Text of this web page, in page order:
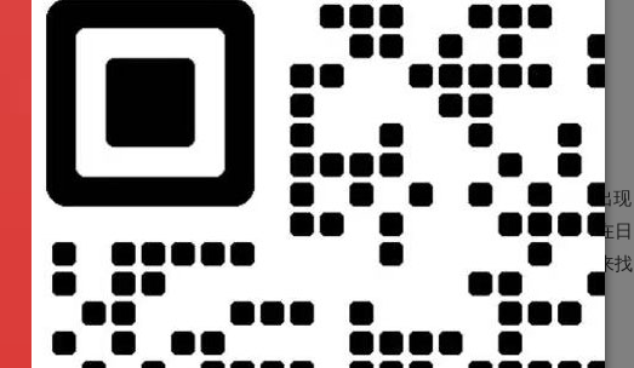
钱去做，访问量就能源源不断的提升。
。作用很简单，就是提升在搜索引擎中的排名。通过关键词搜索，让网站出现
在搜索引擎之上，而广告则是利用其它平台的知名度和人气获得关注。在日
优化，能让网站慢慢提升排名。而客户多数是使用相关度很高的关键词来找